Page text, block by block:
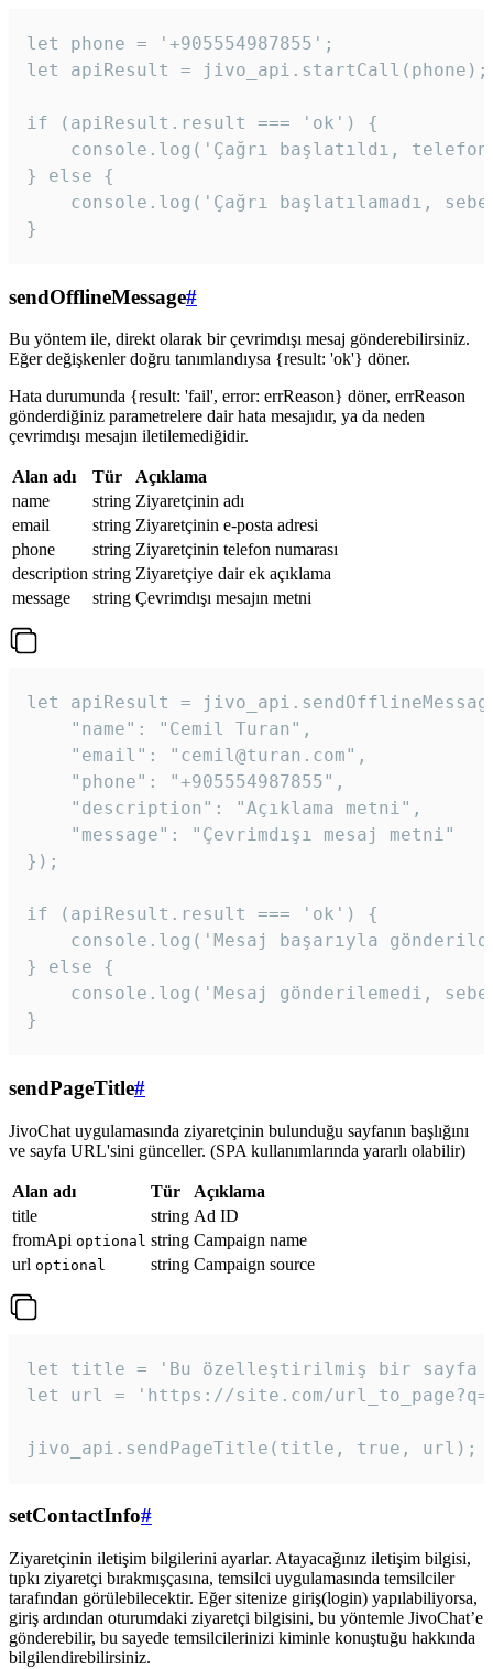
let phone = '+905554987855';
let apiResult = jivo_api.startCall(phone);
if (apiResult.result === 'ok') {
console.log('Çağrı başlatıldı,
} else {
console.log('Çağrı başlatılamadı,
}
sendOfflineMessage#
Bu yöntem ile, direkt olarak bir çevrimdışı mesaj gönderebilirsiniz.
Eğer değişkenler doğru tanımlandıysa {result: 'ok'} döner.
Hata durumunda {result: 'fail', error: errReason} döner, errReason
gönderdiğiniz parametrelere dair hata mesajıdır, ya da neden
çevrimdışı mesajın iletilemediğidir.
Alan adı Tür
Açıklama
name
string Ziyaretçinin adı
email
string Ziyaretçinin e-posta adresi
phone
string Ziyaretçinin telefon numarası
description string Ziyaretçiye dair ek açıklama
message
string Çevrimdışı mesajın metni
let apiResult =
    "name": "Cemil Turan",
    "email": "cemil@turan.com",
    "phone": "+905554987855",
    "description": "Açıklama metni",
    "message": "Çevrimdışı mesaj metni"
});
if (apiResult.result === 'ok') {
console.log('Mesaj başarıyla
} else {
console.log('Mesaj gönderilemedi,
}
sendPageTitle#
JivoChat uygulamasında ziyaretçinin bulunduğu sayfanın başlığını
ve sayfa URL'sini günceller. (SPA kullanımlarında yararlı olabilir)
Alan adı Tür
Açıklama
title
string Ad ID
fromApi optional string Campaign name
url optional string Campaign source
let title = 'Bu özelleştirilmiş bir sayfa
let url = 'https://site.com/
jivo_api.sendPageTitle(title, true, url);
setContactInfo#
Ziyaretçinin iletişim bilgilerini ayarlar. Atayacağınız iletişim bilgisi,
tıpkı ziyaretçi bırakmışçasına, temsilci uygulamasında temsilciler
tarafından görülebilecektir. Eğer sitenize giriş(login) yapılabiliyorsa,
giriş ardından oturumdaki ziyaretçi bilgisini, bu yöntemle JivoChat’e
gönderebilir, bu sayede temsilcilerinizi kiminle konuştuğu hakkında
bilgilendirebilirsiniz.